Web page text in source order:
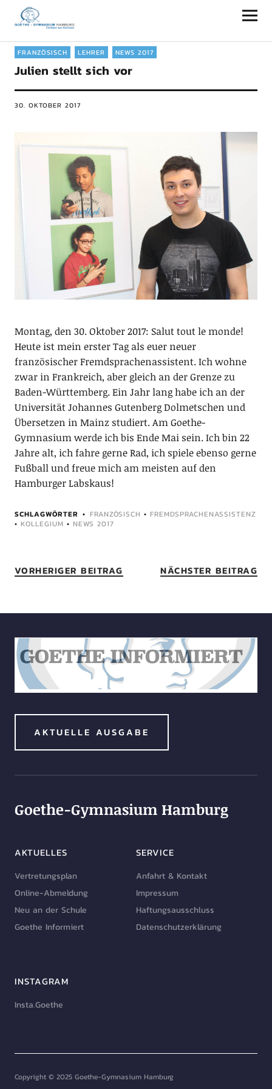
Goethe-Gymnasium Hamburg
FRANZÖSISCH LEHRER NEWS 2017
Julien stellt sich vor
30. OKTOBER 2017
Montag, den 30. Oktober 2017: Salut tout le monde!
Heute ist mein erster Tag als euer neuer
französischer Fremdsprachenassistent. Ich wohne
zwar in Frankreich, aber gleich an der Grenze zu
Baden-Württemberg. Ein Jahr lang habe ich an der
Universität Johannes Gutenberg Dolmetschen und
Übersetzen in Mainz studiert. Am Goethe-
Gymnasium werde ich bis Ende Mai sein. Ich bin 22
Jahre alt, ich fahre gerne Rad, ich spiele ebenso gerne
Fußball und freue mich am meisten auf den
Hamburger Labskaus!
SCHLAGWÖRTER FRANZÖSISCH • FREMDSPRACHENASSISTENZ
• KOLLEGIUM • NEWS 2017
VORHERIGER BEITRAG NÄCHSTER BEITRAG
AKTUELLE AUSGABE
Goethe-Gymnasium Hamburg
AKTUELLES
Vertretungsplan
Online-Abmeldung
Neu an der Schule
Goethe Informiert
SERVICE
Anfahrt & Kontakt
Impressum
Haftungsausschluss
Datenschutzerklärung
INSTAGRAM
Insta.Goethe
Copyright © 2025 Goethe-Gymnasium Hamburg